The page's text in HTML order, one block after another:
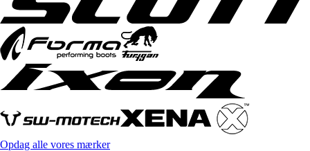
Opdag alle vores mærker